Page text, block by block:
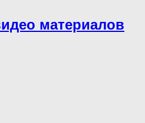
материалов